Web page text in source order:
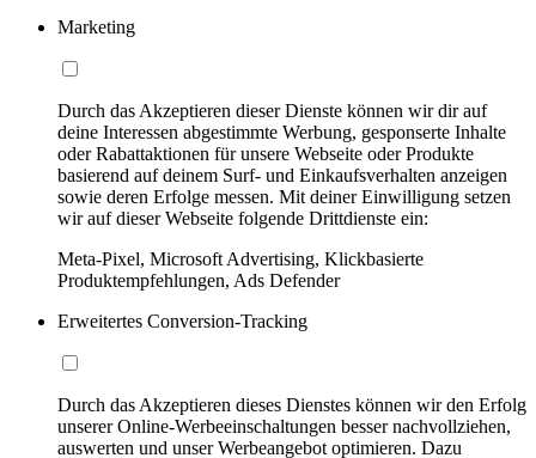
Marketing
Durch das Akzeptieren dieser Dienste können wir dir auf
deine Interessen abgestimmte Werbung, gesponserte Inhalte
oder Rabattaktionen für unsere Webseite oder Produkte
basierend auf deinem Surf- und Einkaufsverhalten anzeigen
sowie deren Erfolge messen. Mit deiner Einwilligung setzen
wir auf dieser Webseite folgende Drittdienste ein:
Meta-Pixel, Microsoft Advertising, Klickbasierte
Produktempfehlungen, Ads Defender
Erweitertes Conversion-Tracking
Durch das Akzeptieren dieses Dienstes können wir den Erfolg
unserer Online-Werbeeinschaltungen besser nachvollziehen,
auswerten und unser Werbeangebot optimieren. Dazu